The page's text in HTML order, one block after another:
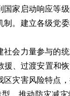
家启动响应等
。建立各级党
会力量参与的
援、过渡安置和
灾害风险特点